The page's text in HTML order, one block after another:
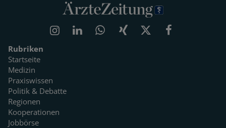
Rubriken
Startseite
Medizin
Praxiswissen
Politik & Debatte
Regionen
Kooperationen
Jobbörse